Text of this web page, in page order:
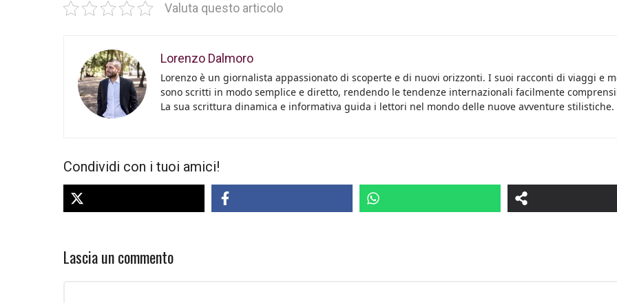
Valuta questo articolo
Lorenzo Dalmoro
Lorenzo è un giornalista appassionato di scoperte e di nuovi orizzonti. I suoi racconti di viaggi e
sono scritti in modo semplice e diretto, rendendo le tendenze internazionali facilmente
La sua scrittura dinamica e informativa guida i lettori nel mondo delle nuove avventure stilistiche.
Condividi con i tuoi amici!
Lascia un commento